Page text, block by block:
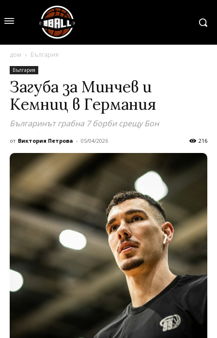
дом България
България
Загуба за Минчев и
Кемниц в Германия
Българинът грабна 7 борби срещу Бон
от Виктория Петрова - 05/04/2026 216